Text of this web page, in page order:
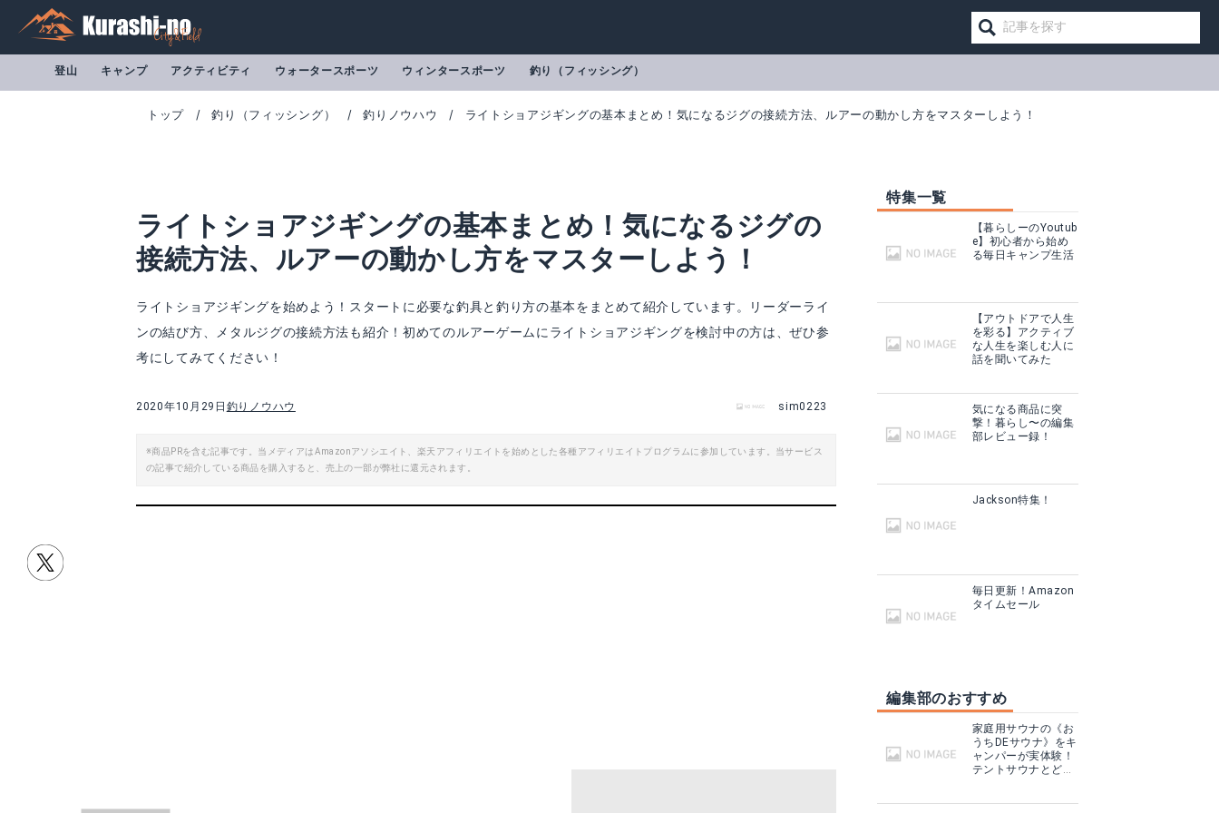
登山 キャンプ アクティビティ ウォータースポーツ ウィンタースポーツ 釣り（フィッシング）
トップ 釣り（フィッシング） 釣りノウハウ ライトショアジギングの基本まとめ！気になるジグの接続方法、ルアーの動かし方をマスターしよう！
ライトショアジギングの基本まとめ！気になるジグの
接続方法、ルアーの動かし方をマスターしよう！
ライトショアジギングを始めよう！スタートに必要な釣具と釣り方の基本をまとめて紹介しています。リーダーライ
ンの結び方、メタルジグの接続方法も紹介！初めてのルアーゲームにライトショアジギングを検討中の方は、ぜひ参
考にしてみてください！
2020年10月29日 釣りノウハウ sim0223
※商品PRを含む記事です。当メディアはAmazonアソシエイト、楽天アフィリエイトを始めとした各種アフィリエイトプログラムに参加しています。当サービス
の記事で紹介している商品を購入すると、売上の一部が弊社に還元されます。
特集一覧
【暮らしーのYoutub
e】初心者から始め
る毎日キャンプ生活
【アウトドアで人生
を彩る】アクティブ
な人生を楽しむ人に
話を聞いてみた
気になる商品に突
撃！暮らし〜の編集
部レビュー録！
Jackson特集！
毎日更新！Amazon
タイムセール
編集部のおすすめ
家庭用サウナの《お
うちDEサウナ》をキ
ャンパーが実体験！
テントサウナとどこ